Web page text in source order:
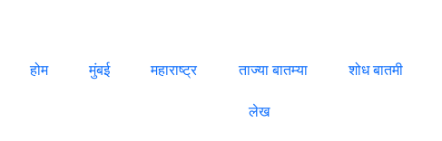
होम मुंबई महाराष्ट्र ताज्या बातम्या शोध बातमी
लेख